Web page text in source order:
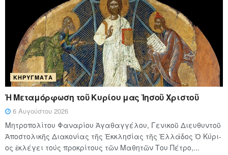
ΚΗΡΎΓΜΑΤΑ
Ἡ Μεταμόρφωση τοῦ Κυρίου μας Ἰησοῦ Χριστοῦ
6 Αυγούστου 2026
Μητροπολίτου Φαναρίου Ἀγαθαγγέλου, Γενικοῦ Διευθυντοῦ
Ἀποστολικῆς Διακονίας τῆς Ἐκκλησίας τῆς Ἑλλάδος Ὁ Κύ­ρι­
ος ἐκλέγει τούς προ­κρί­τους τῶν Μα­θη­τῶν Του Πέ­τρο,...